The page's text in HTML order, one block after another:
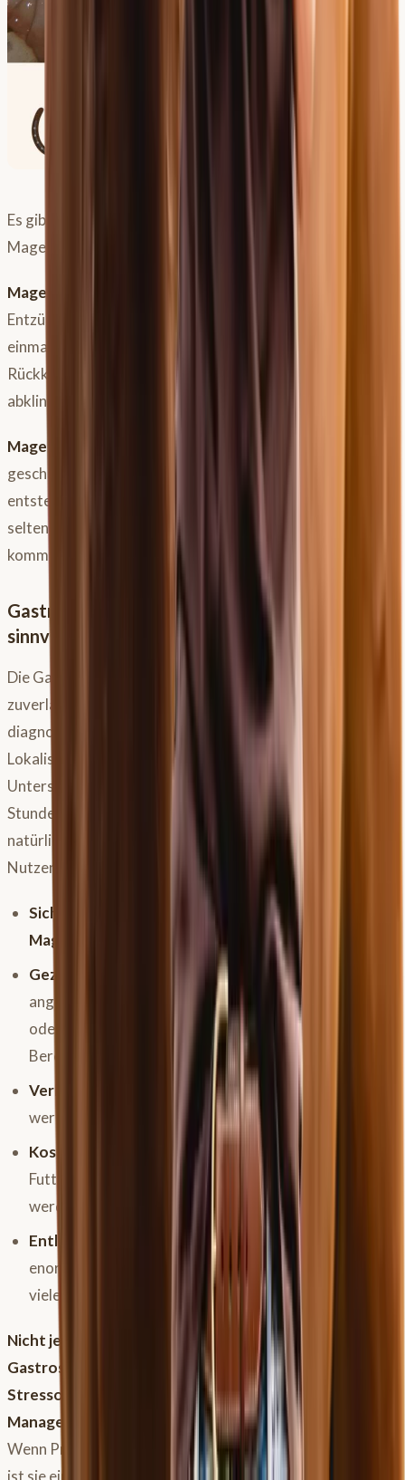
Es gibt verschiedene Schweregrade von
Magenveränderungen:
Magenschleimhautreizung:
Entzündung der Schleimhaut. Dies kann z.B. nach
einmaligem Stress (Transport) auftreten und bei
Rückkehr zu guten Bedingungen von selbst wieder
abklingen.
Magengeschwür (Ulkus):
geschädigt, es können richtige Krater oder Löcher
entstehen, die auch bluten können. Im schlimmsten, aber
seltenen Fall, kann es zu einem
kommen.
Gastroskopie: Der Goldstandard – Wann ist sie
sinnvoll?
Die Gastroskopie (Magenspiegelung) ist die
zuverlässigste Methode, um M
diagnostizieren und ihren Schweregrad sowie die genaue
Lokalisation (vorne/hinten) festzustellen. Für die
Untersuchung muss das Pferd nüchtern sein (ca. 12
Stunden), was bei einem bereits
magenkranken Pferd
natürlich eine Belastung darstellen kann. Dennoch ist der
Nutzen oft größer als das Risiko:
Sicherheit:
Du weißt sicher, ob und welche Art von
Magenproblem
Gezielte Therapie:
Die Behandlung kann optimal
angepasst werden (z.B. unterschiedliche Medikamente
oder Ansätze für Probleme im vorderen vs. hinteren
Bereich).
Verlaufskontrolle:
Der Therapieerfolg kann überprüft
werden.
Kostenersparnis:
Unnötige Ausgaben für unpassende
Futtermittel oder Behandlungen können vermieden
werden.
Entlastung für dich:
Gewissheit zu haben, kann
enormen Druck nehmen, besonders wenn du schon
vieles probiert hast.
Nicht jeder Verdacht erfordert sofort eine
Gastroskopie.
Bei einem klar definierbaren, einmaligen
Stressor
und anschließender Besserung durch
Managementanpassung
ist sie vielleicht nicht nötig.
Wenn Probleme aber andauern oder immer wiederkehren,
ist sie ein sehr wertvolles diagnostisches Werkzeug.